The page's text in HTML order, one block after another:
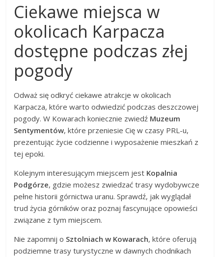
Ciekawe miejsca w
okolicach Karpacza
dostępne podczas złej
pogody
Odważ się odkryć ciekawe atrakcje w okolicach
Karpacza, które warto odwiedzić podczas deszczowej
pogody. W Kowarach koniecznie zwiedź Muzeum
Sentymentów, które przeniesie Cię w czasy PRL-u,
prezentując życie codzienne i wyposażenie mieszkań z
tej epoki.
Kolejnym interesującym miejscem jest Kopalnia
Podgórze, gdzie możesz zwiedzać trasy wydobywcze
pełne historii górnictwa uranu. Sprawdź, jak wyglądał
trud życia górników oraz poznaj fascynujące opowieści
związane z tym miejscem.
Nie zapomnij o Sztolniach w Kowarach, które oferują
podziemne trasy turystyczne w dawnych chodnikach